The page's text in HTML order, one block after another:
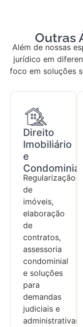
Outras
Além de nossas
jurídico em
foco em soluções
Direito
Imobiliário
e
Condominial
Regularização
de
imóveis,
elaboração
de
contratos,
assessoria
condominial
e soluções
para
demandas
judiciais e
administrativas.